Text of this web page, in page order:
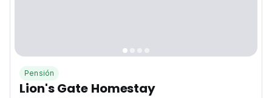
Pensión
Lion's Gate Homestay